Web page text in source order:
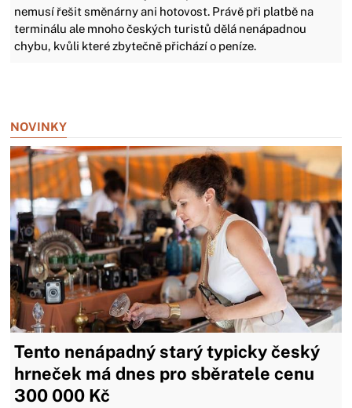
nemusí řešit směnárny ani hotovost. Právě při platbě na
terminálu ale mnoho českých turistů dělá nenápadnou
chybu, kvůli které zbytečně přichází o peníze.
NOVINKY
Tento nenápadný starý typicky český
hrneček má dnes pro sběratele cenu
300 000 Kč